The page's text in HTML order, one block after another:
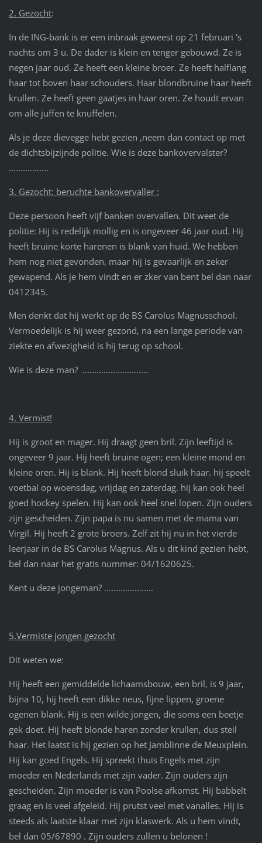
2. Gezocht:
In de ING-bank is er een inbraak geweest op 21 februari 's
nachts om 3 u. De dader is klein en tenger gebouwd. Ze is
negen jaar oud. Ze heeft een kleine broer. Ze heeft halflang
haar tot boven haar schouders. Haar blondbruine haar heeft
krullen. Ze heeft geen gaatjes in haar oren. Ze houdt ervan
om alle juffen te knuffelen.
Als je deze dievegge hebt gezien ,neem dan contact op met
de dichtsbijzijnde politie. Wie is deze bankovervalster?
.................
3. Gezocht: beruchte bankovervaller :
Deze persoon heeft vijf banken overvallen. Dit weet de
politie: Hij is redelijk mollig en is ongeveer 46 jaar oud. Hij
heeft bruine korte harenen is blank van huid. We hebben
hem nog niet gevonden, maar hij is gevaarlijk en zeker
gewapend. Als je hem vindt en er zker van bent bel dan naar
0412345.
Men denkt dat hij werkt op de BS Carolus Magnusschool.
Vermoedelijk is hij weer gezond, na een lange periode van
ziekte en afwezigheid is hij terug op school.
Wie is deze man? ............................
4. Vermist!
Hij is groot en mager. Hij draagt geen bril. Zijn leeftijd is
ongeveer 9 jaar. Hij heeft bruine ogen; een kleine mond en
kleine oren. Hij is blank. Hij heeft blond sluik haar. hij speelt
voetbal op woensdag, vrijdag en zaterdag. hij kan ook heel
goed hockey spelen. Hij kan ook heel snel lopen. Zijn ouders
zijn gescheiden. Zijn papa is nu samen met de mama van
Virgil. Hij heeft 2 grote broers. Zelf zit hij nu in het vierde
leerjaar in de BS Carolus Magnus. Als u dit kind gezien hebt,
bel dan naar het gratis nummer: 04/1620625.
Kent u deze jongeman? .....................
5.Vermiste jongen gezocht
Dit weten we:
Hij heeft een gemiddelde lichaamsbouw, een bril, is 9 jaar,
bijna 10, hij heeft een dikke neus, fijne lippen, groene
ogenen blank. Hij is een wilde jongen, die soms een beetje
gek doet. Hij heeft blonde haren zonder krullen, dus steil
haar. Het laatst is hij gezien op het Jamblinne de Meuxplein.
Hij kan goed Engels. Hij spreekt thuis Engels met zijn
moeder en Nederlands met zijn vader. Zijn ouders zijn
gescheiden. Zijn moeder is van Poolse afkomst. Hij babbelt
graag en is veel afgeleid. Hij prutst veel met vanalles. Hij is
steeds als laatste klaar met zijn klaswerk. Als u hem vindt,
bel dan 05/67890 . Zijn ouders zullen u belonen !